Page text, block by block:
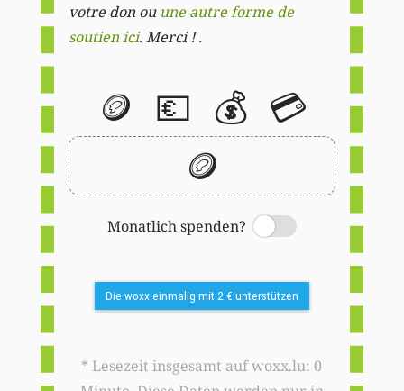
votre don ou une autre forme de
soutien ici. Merci ! .
🪙 💶 💰 💳
🪙
Monatlich spenden?
Switch
Die woxx einmalig mit 2 € unterstützen
* Lesezeit insgesamt auf woxx.lu: 0